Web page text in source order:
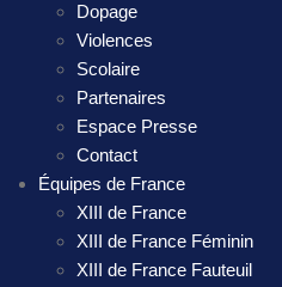
Dopage
Violences
Scolaire
Partenaires
Espace Presse
Contact
Équipes de France
XIII de France
XIII de France Féminin
XIII de France Fauteuil